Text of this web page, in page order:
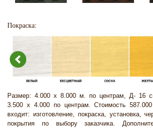
Покраска:
Размер: 4.000 х 8.000 м. по центрам, Д- 16
3.500 х 4.000 по центрам. Стоимость
входит: изготовление, покраска, установка,
покрытия по выбору заказчика.